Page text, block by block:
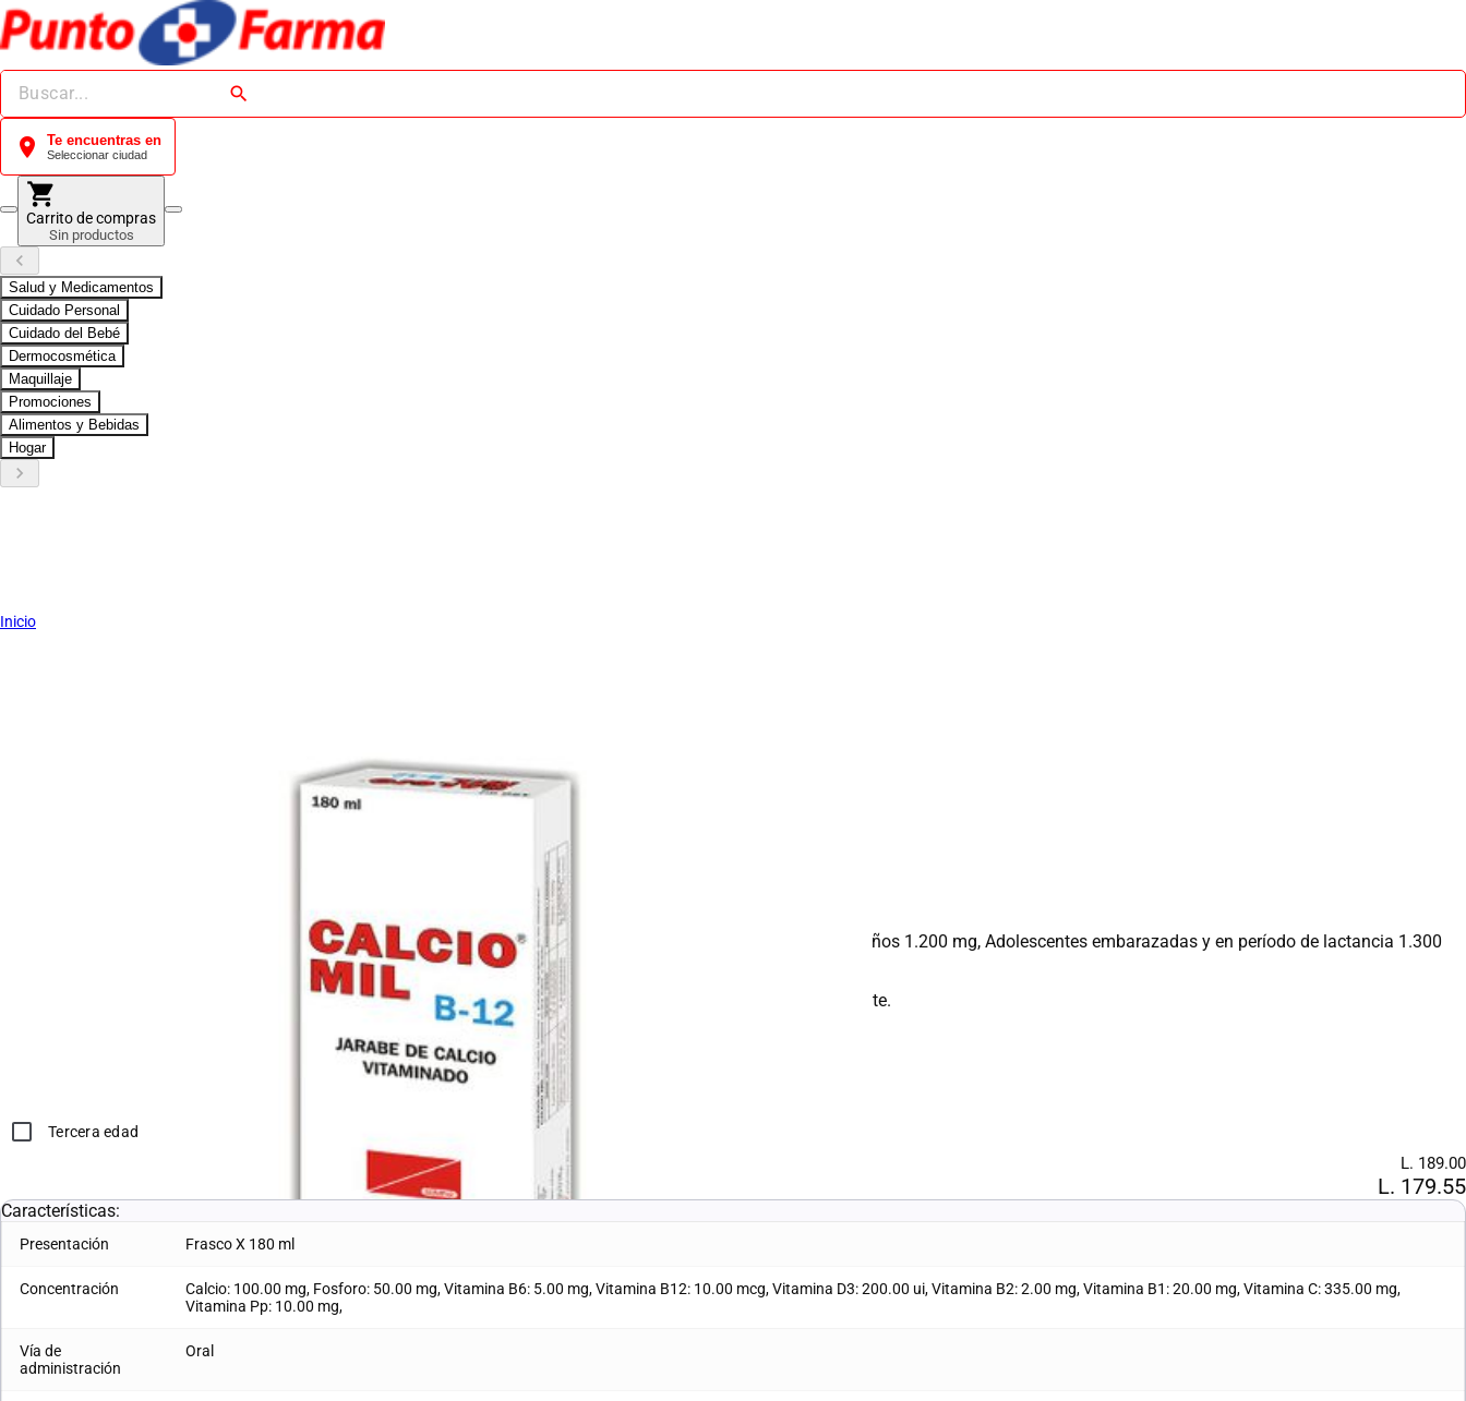
search
location_on Te encuentras en
Seleccionar ciudad
shopping_cart
Carrito de compras
Sin productos
keyboard_arrow_left
Salud y Medicamentos
Cuidado Personal
Cuidado del Bebé
Dermocosmética
Maquillaje
Promociones
Alimentos y Bebidas
Hogar
keyboard_arrow_right
Inicio
Hombres adultos de 51 a 70 años 1.000 mg, Mujeres adultas de 51 a 70 años 1.200 mg, Adultos mayores de 71 años 1.200 mg, Adolescentes embarazadas y en período de lactancia 1.300
mgAdministrar con precaución y con seguimiento médico
*Compras con receta médica o tercera edad, deben adjuntar en el siguiente paso la documentación correspondiente.
Tercera edad
L. 189.00
L. 179.55
Características:
Presentación Frasco X 180 ml
Concentración
Calcio: 100.00 mg, Fosforo: 50.00 mg, Vitamina B6: 5.00 mg, Vitamina B12: 10.00 mcg, Vitamina D3: 200.00 ui, Vitamina B2: 2.00 mg, Vitamina B1: 20.00 mg, Vitamina C: 335.00 mg,
Vitamina Pp: 10.00 mg,
Vía de
administración
Oral